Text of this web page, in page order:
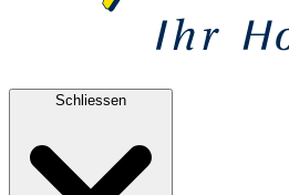
Schliessen